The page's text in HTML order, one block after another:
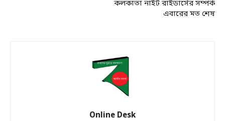
কলকাতা নাইট রাইডার্সের সম্পর্ক
এবারের মত শেষ
Online Desk